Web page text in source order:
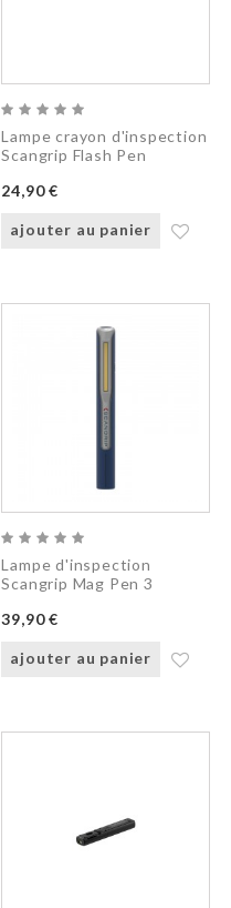
Lampe crayon d'inspection
Scangrip Flash Pen
24,90 €
ajouter au panier
Lampe d'inspection
Scangrip Mag Pen 3
39,90 €
ajouter au panier